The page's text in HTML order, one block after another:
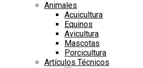
Animales
Acuicultura
Equinos
Avicultura
Mascotas
Porcicultura
Artículos Técnicos